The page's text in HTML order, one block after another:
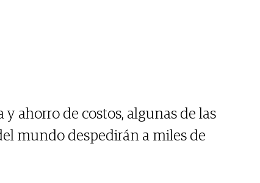
ahorro de costos, algunas de las
mundo despedirán a miles de